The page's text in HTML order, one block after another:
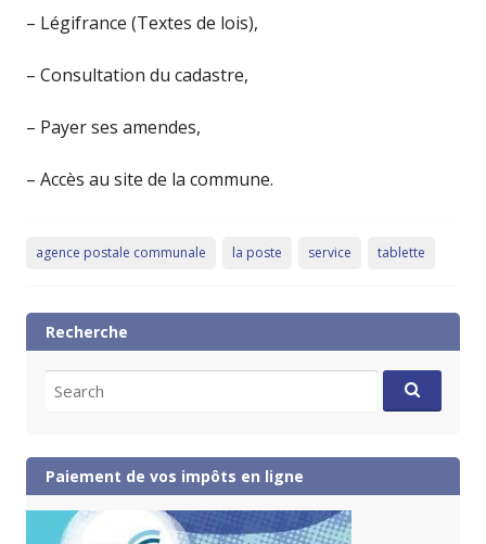
– Légifrance (Textes de lois),
– Consultation du cadastre,
– Payer ses amendes,
– Accès au site de la commune.
agence postale communale la poste service tablette
Recherche
for:
Paiement de vos impôts en ligne